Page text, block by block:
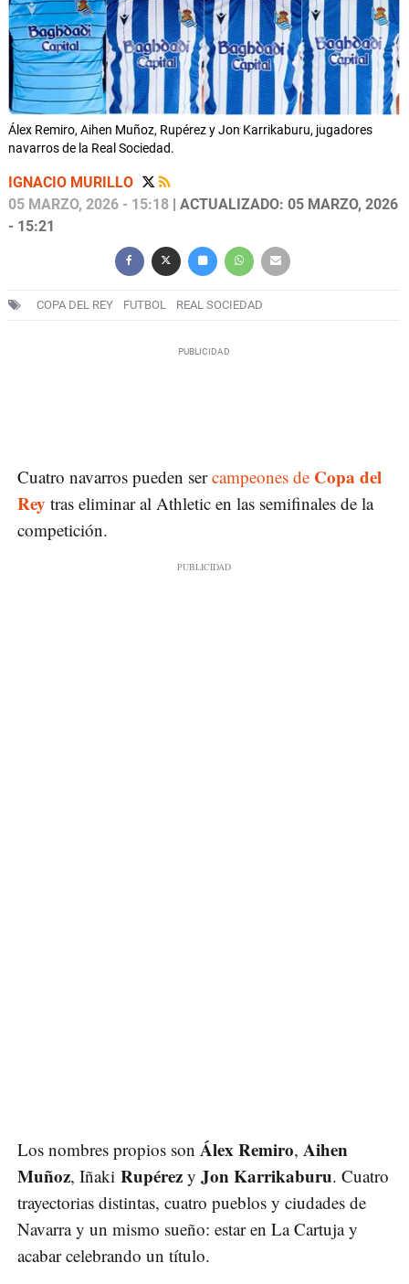
Álex Remiro, Aihen Muñoz, Rupérez y Jon Karrikaburu, jugadores
navarros de la Real Sociedad.
IGNACIO MURILLO
05 MARZO, 2026 - 15:18 | ACTUALIZADO: 05 MARZO, 2026
- 15:21
COPA DEL REY FUTBOL REAL SOCIEDAD
Cuatro navarros pueden sercampeones de Copa del
Rey tras eliminar al Athletic en las semifinales de la
competición.
Los nombres propios son Álex Remiro, Aihen
Muñoz, Iñaki Rupérez y Jon Karrikaburu. Cuatro
trayectorias distintas, cuatro pueblos y ciudades de
Navarra y un mismo sueño: estar en La Cartuja y
acabar celebrando un título.